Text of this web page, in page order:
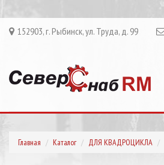
152903, г. Рыбинск, ул. Труда, д. 99
Главная Каталог ДЛЯ КВАДРОЦИКЛА